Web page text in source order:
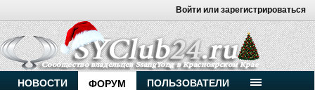
Войти или зарегистрироваться
Внимание, новые участники нашего клуба!
Основное общение происходит вTelegram-чате.
Присоединяйтесь.
НОВОСТИ ФОРУМ ПОЛЬЗОВАТЕЛИ